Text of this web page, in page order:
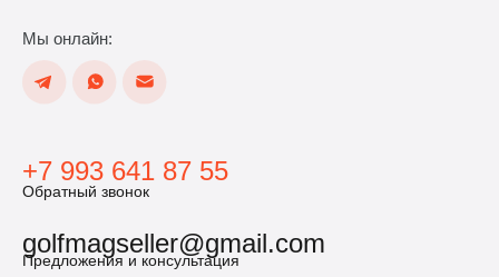
+7 993 641 87 55
Обратный звонок
golfmagseller@gmail.com
Предложения и консультация
Мы онлайн: